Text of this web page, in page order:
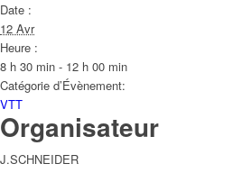
Date :
12 Avr
Heure :
8 h 30 min - 12 h 00 min
Catégorie d’Évènement:
VTT
Organisateur
J.SCHNEIDER